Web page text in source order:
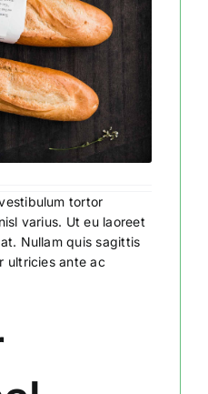
tortor
varius. Ut eu laoreet
Nullam quis sagittis
ultricies ante ac